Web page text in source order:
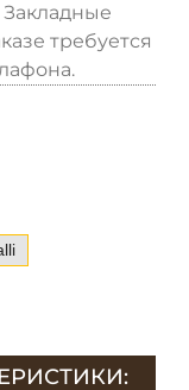
требуется